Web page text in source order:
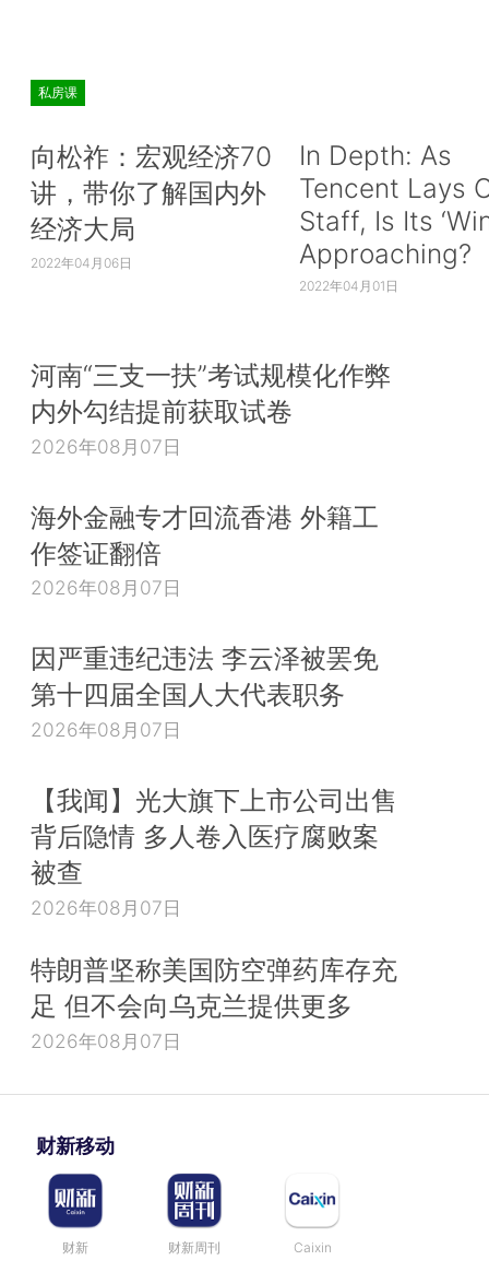
私房课
向松祚：宏观经济70
讲，带你了解国内外
经济大局
2022年04月06日
In Depth: As
Tencent Lays
Staff, Is Its
Approaching?
2022年04月01日
河南“三支一扶”考试规模化作弊
内外勾结提前获取试卷
2026年08月07日
海外金融专才回流香港 外籍工
作签证翻倍
2026年08月07日
因严重违纪违法 李云泽被罢免
第十四届全国人大代表职务
2026年08月07日
【我闻】光大旗下上市公司出售
背后隐情 多人卷入医疗腐败案
被查
2026年08月07日
特朗普坚称美国防空弹药库存充
足 但不会向乌克兰提供更多
2026年08月07日
财新移动
财新 财新周刊 Caixin